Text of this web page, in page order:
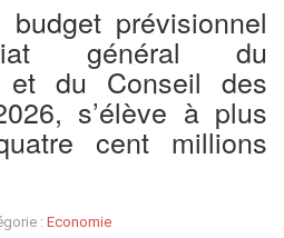
prévisionnel
général du
et du Conseil des
s’élève à plus
cent millions
: Economie